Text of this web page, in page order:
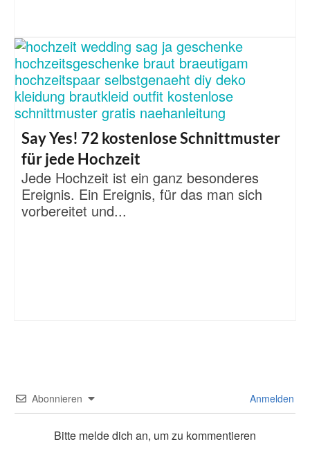
Say Yes! 72 kostenlose Schnittmuster
für jede Hochzeit
Jede Hochzeit ist ein ganz besonderes
Ereignis. Ein Ereignis, für das man sich
vorbereitet und...
Abonnieren Anmelden
Bitte melde dich an, um zu kommentieren